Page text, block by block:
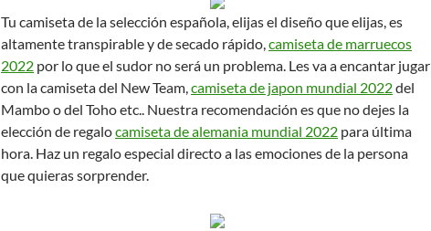
Tu camiseta de la selección española, elijas el diseño que elijas, es
altamente transpirable y de secado rápido,camiseta de marruecos
2022 por lo que el sudor no será un problema. Les va a encantar jugar
con la camiseta del New Team,camiseta de japon mundial 2022del
Mambo o del Toho etc.. Nuestra recomendación es que no dejes la
elección de regalocamiseta de alemania mundial 2022 para última
hora. Haz un regalo especial directo a las emociones de la persona
que quieras sorprender.